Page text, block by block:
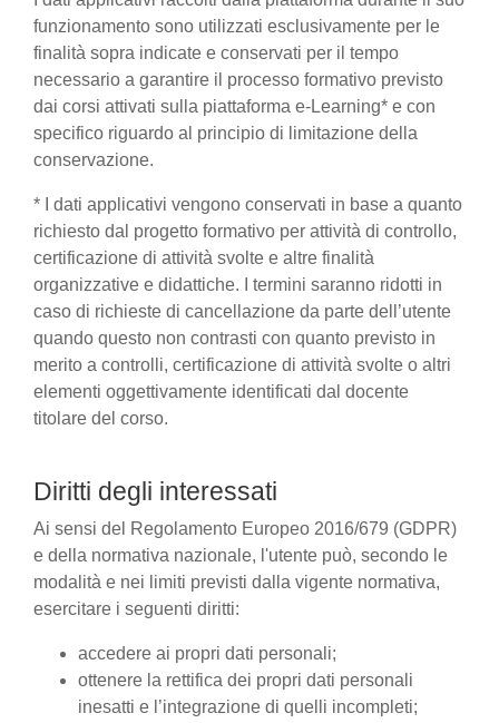
funzionamento sono utilizzati esclusivamente per le
finalità sopra indicate e conservati per il tempo
necessario a garantire il processo formativo previsto
dai corsi attivati sulla piattaforma e-Learning* e con
specifico riguardo al principio di limitazione della
conservazione.
* I dati applicativi vengono conservati in base a quanto
richiesto dal progetto formativo per attività di controllo,
certificazione di attività svolte e altre finalità
organizzative e didattiche. I termini saranno ridotti in
caso di richieste di cancellazione da parte dell’utente
quando questo non contrasti con quanto previsto in
merito a controlli, certificazione di attività svolte o altri
elementi oggettivamente identificati dal docente
titolare del corso.
Diritti degli interessati
Ai sensi del Regolamento Europeo 2016/679 (GDPR)
e della normativa nazionale, l'utente può, secondo le
modalità e nei limiti previsti dalla vigente normativa,
esercitare i seguenti diritti:
accedere ai propri dati personali;
ottenere la rettifica dei propri dati personali
inesatti e l’integrazione di quelli incompleti;